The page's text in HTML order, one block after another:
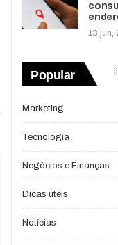
13 jun,
Popular
Marketing
Tecnologia
Negócios e Finanças
Dicas úteis
Notícias